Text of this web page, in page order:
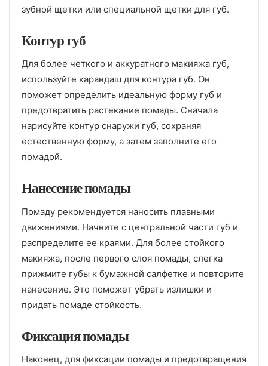
зубной щетки или специальной щетки для губ.
Контур губ
Для более четкого и аккуратного макияжа губ,
используйте карандаш для контура губ. Он
поможет определить идеальную форму губ и
предотвратить растекание помады. Сначала
нарисуйте контур снаружи губ, сохраняя
естественную форму, а затем заполните его
помадой.
Нанесение помады
Помаду рекомендуется наносить плавными
движениями. Начните с центральной части губ и
распределите ее краями. Для более стойкого
макияжа, после первого слоя помады, слегка
прижмите губы к бумажной салфетке и повторите
нанесение. Это поможет убрать излишки и
придать помаде стойкость.
Фиксация помады
Наконец, для фиксации помады и предотвращения